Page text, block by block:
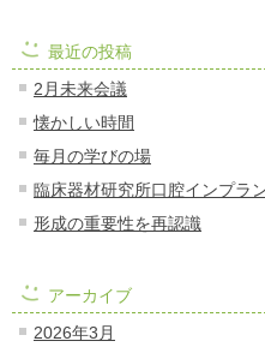
最近の投稿
2月未来会議
懐かしい時間
毎月の学びの場
臨床器材研究所口腔インプラ
形成の重要性を再認識
アーカイブ
2026年3月